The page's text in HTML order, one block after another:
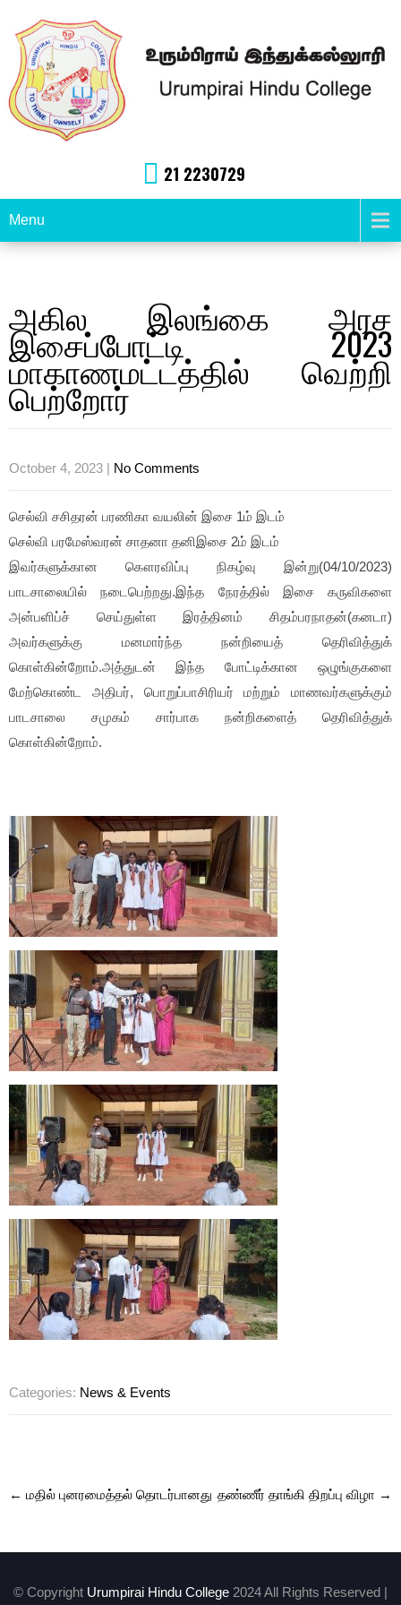
21 2230729
Menu
அகில இலங்கை அரச
இசைப்போட்டி 2023
மாகாணமட்டத்தில் வெற்றி
பெற்றோர்
October 4, 2023 | No Comments
செல்வி சசிதரன் பரணிகா வயலின் இசை 1ம் இடம்
செல்வி பரமேஸ்வரன் சாதனா தனிஇசை 2ம் இடம்
இவர்களுக்கான கௌரவிப்பு நிகழ்வு இன்று(04/10/2023)
பாடசாலையில் நடைபெற்றது.இந்த நேரத்தில் இசை கருவிகளை
அன்பளிப்ச் செய்துள்ள இரத்தினம் சிதம்பரநாதன்(கனடா)
அவர்களுக்கு மனமார்ந்த நன்றியைத் தெரிவித்துக்
கொள்கின்றோம்.அத்துடன் இந்த போட்டிக்கான ஒழுங்குகளை
மேற்கொண்ட அதிபர், பொறுப்பாசிரியர் மற்றும் மாணவர்களுக்கும்
பாடசாலை சமுகம் சார்பாக நன்றிகளைத் தெரிவித்துக்
கொள்கின்றோம்.
Categories: News & Events
Post
← மதில் புனரமைத்தல் தொடர்பானது தண்ணீர் தாங்கி திறப்பு விழா →
© Copyright Urumpirai Hindu College 2024 All Rights Reserved |